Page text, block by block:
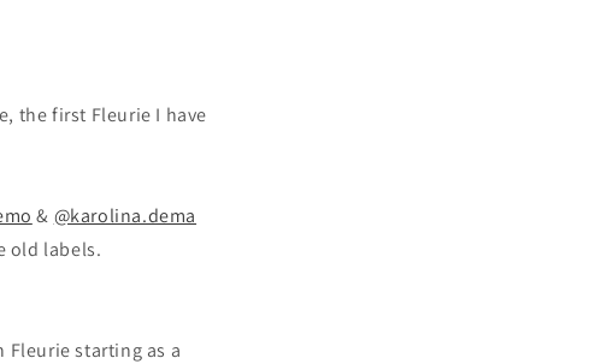
the first Fleurie I have
& @karolina.dema
old labels.
Fleurie starting as a